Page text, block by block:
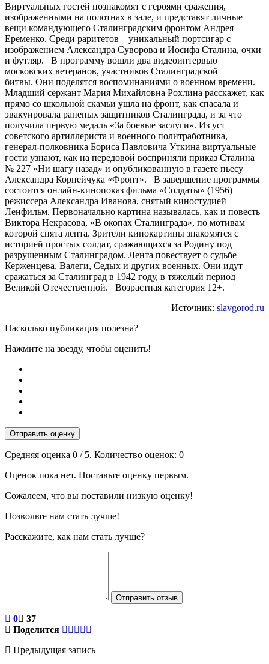
Виртуальных гостей познакомят с героями сражения,
изображенными на полотнах в зале, и представят личные
вещи командующего Сталинградским фронтом Андрея
Еременко. Среди раритетов – уникальный портсигар с
изображением Александра Суворова и Иосифа Сталина, очки
и футляр. В программу вошли два видеоинтервью
московских ветеранов, участников Сталинградской
битвы. Они поделятся воспоминаниями о военном времени.
Младший сержант Мария Михайловна Рохлина расскажет, как
прямо со школьной скамьи ушла на фронт, как спасала и
эвакуировала раненых защитников Сталинграда, и за что
получила первую медаль «За боевые заслуги». Из уст
советского артиллериста и военного политработника,
генерал-полковника Бориса Павловича Уткина виртуальные
гости узнают, как на передовой восприняли приказ Сталина
№ 227 «Ни шагу назад» и опубликованную в газете пьесу
Александра Корнейчука «Фронт». В завершение программы
состоится онлайн-кинопоказ фильма «Солдаты» (1956)
режиссера Александра Иванова, снятый киностудией
Ленфильм. Первоначально картина называлась, как и повесть
Виктора Некрасова, «В окопах Сталинграда», по мотивам
которой снята лента. Зрители кинокартины знакомятся с
историей простых солдат, сражающихся за Родину под
разрушенным Сталинградом. Лента повествует о судьбе
Керженцева, Валеги, Седых и других военных. Они идут
сражаться за Сталинград в 1942 году, в тяжелый период
Великой Отечественной. Возрастная категория 12+.
Источник: slavgorod.ru
Насколько публикация полезна?
Нажмите на звезду, чтобы оценить!
Отправить оценку
Средняя оценка 0 / 5. Количество оценок: 0
Оценок пока нет. Поставьте оценку первым.
Сожалеем, что вы поставили низкую оценку!
Позвольте нам стать лучше!
Расскажите, как нам стать лучше?
Отправить отзыв
0
37
Поделится
Предыдущая запись